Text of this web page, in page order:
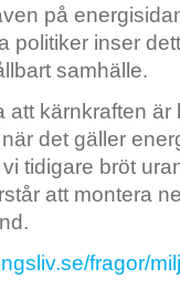
på
politiker inser
samhälle.
att kärnkraften
det gäller
tidigare bröt
att montera
fragor/